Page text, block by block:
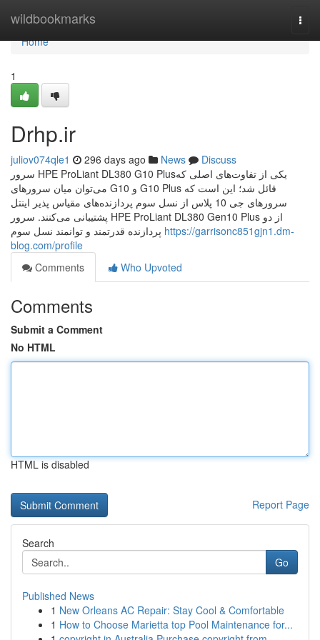
wildbookmarks
Home
Home
1
Drhp.ir
juliov074qle1 296 days ago News
Discuss
سرور HPE ProLiant DL380 G10 Plusیکی از تفاوت‌های اصلی که
می‌توان میان سرورهای G10 و G10 Plus قائل شد؛ این است که
سرورهای جی 10 پلاس از نسل سوم پردازنده‌های مقیاس پذیر اینتل
پشتیبانی می‌کنند. سرور HPE ProLiant DL380 Gen10 Plus از دو
https://garrisonc851gjn1.dm-
blog.com/profile
Comments
Who Upvoted
Comments
Submit a Comment
No HTML
HTML is disabled
Report Page
Search
Go
Published News
1 New Orleans AC Repair: Stay Cool & Comfortable
1 How to Choose Marietta top Pool Maintenance for...